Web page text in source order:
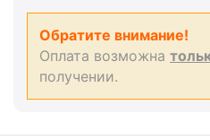
Обратите внимание!
Оплата возможна
получении.